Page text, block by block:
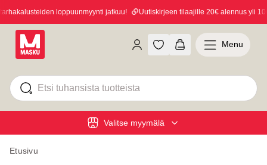
loppuunmyynti jatkuu! Uutiskirjeen tilaajille 20€ alennus yli
Valitse myymälä
Menu
Etusivu